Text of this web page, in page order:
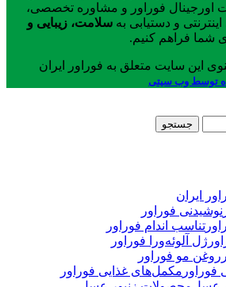
اورجینال فوراور و مشاوره تخصصی،
و دستیابی به سلامت، زیبایی و
شما فراهم کنیم.
این سایت متعلق به فوراور ایران
توسط وب سیتی
جستجو
ایران
نوشیدنی فوراور
تناسب اندام فوراور
ژل آلوئه‌ورا فوراور
روغن مو فوراور
مکمل‌های غذایی فوراور